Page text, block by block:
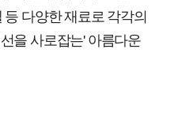
다양한 재료로 각각의
을 사로잡는' 아름다운